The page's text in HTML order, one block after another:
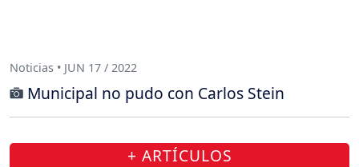
Noticias • JUN 17 / 2022
Municipal no pudo con Carlos Stein
+ ARTÍCULOS